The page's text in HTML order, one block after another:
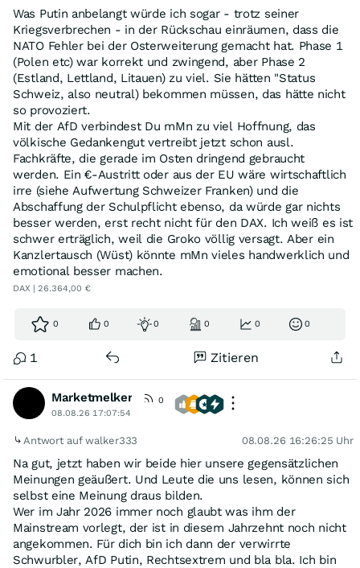
Was Putin anbelangt würde ich sogar - trotz seiner
Kriegsverbrechen - in der Rückschau einräumen, dass die
NATO Fehler bei der Osterweiterung gemacht hat. Phase 1
(Polen etc) war korrekt und zwingend, aber Phase 2
(Estland, Lettland, Litauen) zu viel. Sie hätten "Status
Schweiz, also neutral) bekommen müssen, das hätte nicht
so provoziert.
Mit der AfD verbindest Du mMn zu viel Hoffnung, das
völkische Gedankengut vertreibt jetzt schon ausl.
Fachkräfte, die gerade im Osten dringend gebraucht
werden. Ein €-Austritt oder aus der EU wäre wirtschaftlich
irre (siehe Aufwertung Schweizer Franken) und die
Abschaffung der Schulpflicht ebenso, da würde gar nichts
besser werden, erst recht nicht für den DAX. Ich weiß es ist
schwer erträglich, weil die Groko völlig versagt. Aber ein
Kanzlertausch (Wüst) könnte mMn vieles handwerklich und
emotional besser machen.
DAX | 26.364,00 €
0 0 0 0 0 0
1 Zitieren
Marketmelker
0
08.08.26 17:07:54
Antwort auf walker333 08.08.26 16:26:25 Uhr
Na gut, jetzt haben wir beide hier unsere gegensätzlichen
Meinungen geäußert. Und Leute die uns lesen, können sich
selbst eine Meinung draus bilden.
Wer im Jahr 2026 immer noch glaubt was ihm der
Mainstream vorlegt, der ist in diesem Jahrzehnt noch nicht
angekommen. Für dich bin ich dann der verwirrte
Schwurbler, AfD Putin, Rechtsextrem und bla bla. Ich bin